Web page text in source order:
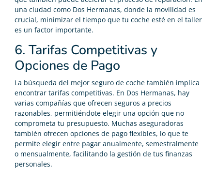
una ciudad como Dos Hermanas, donde la movilidad es
crucial, minimizar el tiempo que tu coche esté en el taller
es un factor importante.
6. Tarifas Competitivas y
Opciones de Pago
La búsqueda del mejor seguro de coche también implica
encontrar tarifas competitivas. En Dos Hermanas, hay
varias compañías que ofrecen seguros a precios
razonables, permitiéndote elegir una opción que no
comprometa tu presupuesto. Muchas aseguradoras
también ofrecen opciones de pago flexibles, lo que te
permite elegir entre pagar anualmente, semestralmente
o mensualmente, facilitando la gestión de tus finanzas
personales.